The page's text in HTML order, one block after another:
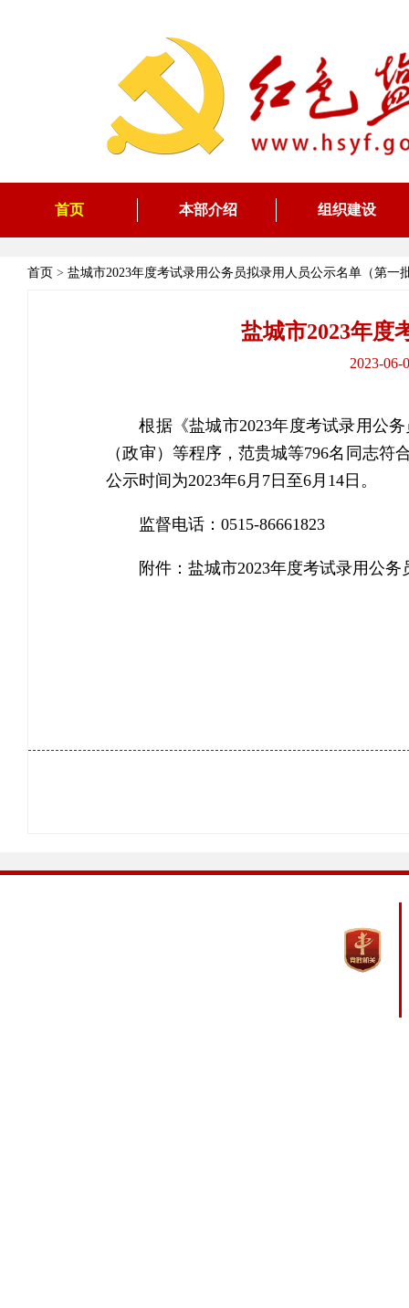
首页 本部介绍 组织建设
首页 > 盐城市2023年度考试录用公务员拟录用人员公示名单（第一
盐城市2023年度
2023-
根据《盐城市2023年度考试录用公
（政审）等程序，范贵城等796名同志
公示时间为2023年6月7日至6月14日。
监督电话：0515-86661823
附件：盐城市2023年度考试录用公务